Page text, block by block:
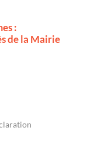
:
de la Mairie